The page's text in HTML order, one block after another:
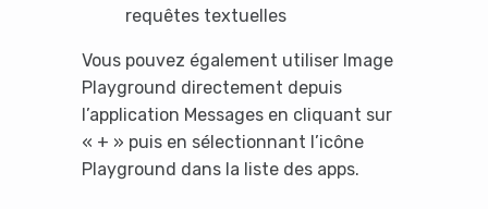
requêtes textuelles
Vous pouvez également utiliser Image
Playground directement depuis
l’application Messages en cliquant sur
« + » puis en sélectionnant l’icône
Playground dans la liste des apps.